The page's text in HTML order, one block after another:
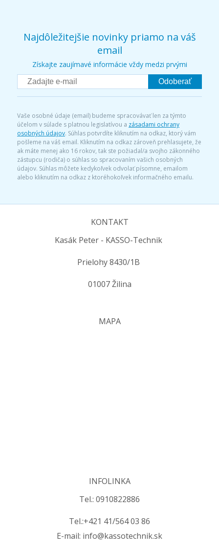
Najdôležitejšie novinky priamo na váš
email
Získajte zaujímavé informácie vždy medzi prvými
Odoberať
Vaše osobné údaje (email) budeme spracovávať len za týmto
účelom v súlade s platnou legislatívou a zásadami ochrany
osobných údajov. Súhlas potvrdíte kliknutím na odkaz, ktorý vám
pošleme na váš email. Kliknutím na odkaz zároveň prehlasujete, že
ak máte menej ako 16 rokov, tak ste požiadal/a svojho zákonného
zástupcu (rodiča) o súhlas so spracovaním vašich osobných
údajov. Súhlas môžete kedykoľvek odvolať písomne, emailom
alebo kliknutím na odkaz z ktoréhokoľvek informačného emailu.
KONTAKT
Kasák Peter - KASSO-Technik
Prielohy 8430/1B
01007 Žilina
MAPA
INFOLINKA
Tel.: 0910822886
Tel.:+421 41/564 03 86
E-mail: info@kassotechnik.sk